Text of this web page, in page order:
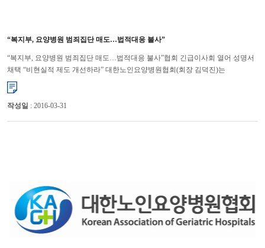
“복지부, 요양병원 범죄집단 매도…법적대응 불사”
“복지부, 요양병원 범죄집단 매도…법적대응 불사”협회 긴급이사회 열어 성명서
채택 “비현실적 제도 개선하라” 대한노인요양병원협회(회장 김덕진)는
요양병원 41%가 인력과 시설을 편법으로 운영, 35억원...
작성일 : 2016-03-31